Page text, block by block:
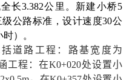
全长3.382公里。新建小桥5
公路标准，设计速度30公
）。
道路工程：路基宽度为
工程：在K0+020处设置小